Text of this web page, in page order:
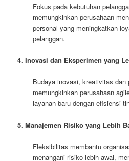
Fokus pada kebutuhan
memungkinkan perusahaan
personal yang meningkatkan
pelanggan.
4. Inovasi dan Eksperimen yang
Budaya inovasi, kreativitas dan
memungkinkan perusahaan
layanan baru dengan efisiensi
5. Manajemen Risiko yang Lebih
Fleksibilitas membantu
menangani risiko lebih awal,